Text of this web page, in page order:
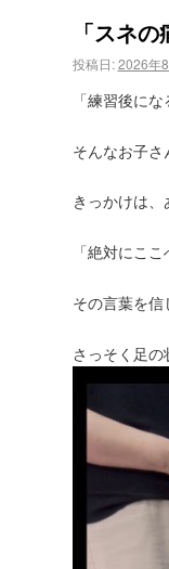
「スネ
投稿日: 2026年
「練習後に
そんなお子さ
きっかけは、
「絶対にここ
その言葉を信
さっそく足の